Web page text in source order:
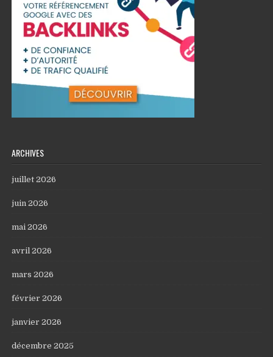
ARCHIVES
juillet 2026
juin 2026
mai 2026
avril 2026
mars 2026
février 2026
janvier 2026
décembre 2025